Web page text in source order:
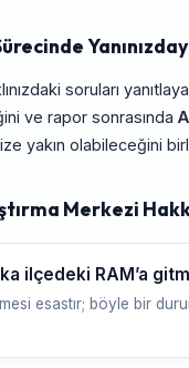
soruları
ve rapor sonrasında
yakın olabileceğini
Merkezi
ilçedeki RAM’a
esastır; böyle bir